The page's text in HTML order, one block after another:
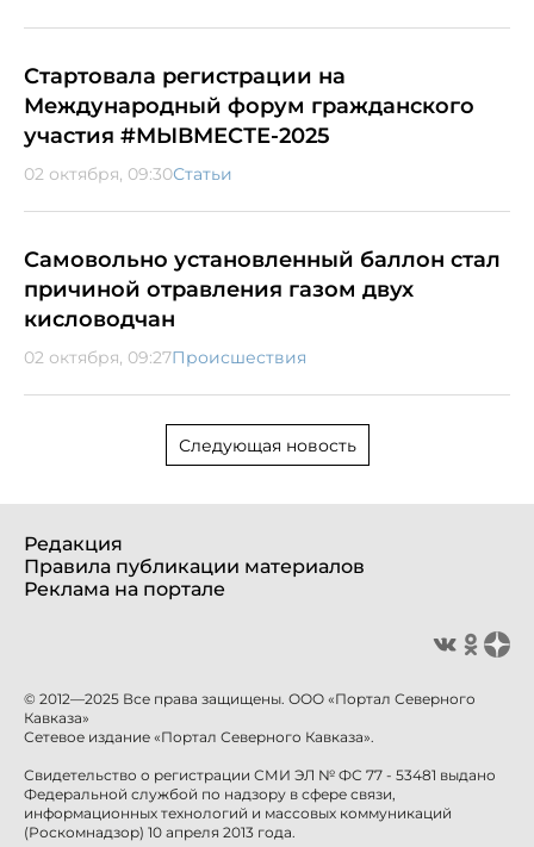
Стартовала регистрации на
Международный форум гражданского
участия #МЫВМЕСТЕ-2025
02 октября, 09:30Статьи
Самовольно установленный баллон стал
причиной отравления газом двух
кисловодчан
02 октября, 09:27Происшествия
Следующая новость
Редакция
Правила публикации материалов
Реклама на портале
© 2012—2025 Все права защищены. ООО «Портал Северного
Кавказа»
Сетевое издание «Портал Северного Кавказа».
Свидетельство о регистрации СМИ ЭЛ № ФС 77 - 53481 выдано
Федеральной службой по надзору в сфере связи,
информационных технологий и массовых коммуникаций
(Роскомнадзор) 10 апреля 2013 года.